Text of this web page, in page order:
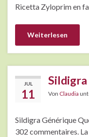
Ricetta Zyloprim en
Weiterlesen
JUL
11 Von Claudia
Sildigra Générique
302 commentaires.